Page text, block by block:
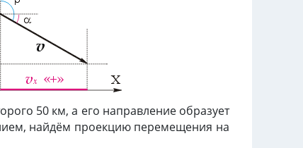
50 км, а его направление образует
найдём проекцию перемещения на